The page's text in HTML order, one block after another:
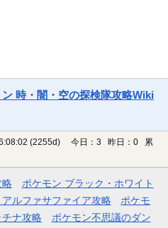
時・闇・空の探検隊攻略Wiki
(2255d)
今日：3 昨日：0 累
略
ポケモン ブラック・ホワイト
ルファサファイア攻略
ポケモ
ナ攻略
ポケモン不思議のダン